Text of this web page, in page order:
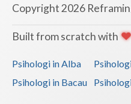
Copyright 2026
Built from scratch with
Psihologi in Alba
Psihologi in Bacau